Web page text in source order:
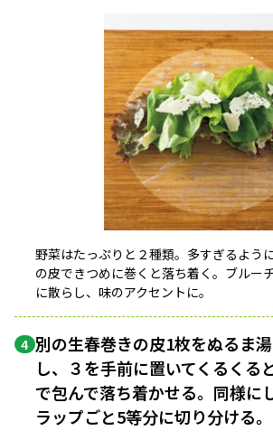
野菜はたっぷりと２種類。多すぎるよう
の皮できつめに巻くと落ち着く。ブルー
に散らし、味のアクセントに。
4 別の生春巻きの皮1枚をぬるま
し、３を手前に置いてくるくる
で包んで落ち着かせる。同様に
ラップごと5等分に切り分ける。